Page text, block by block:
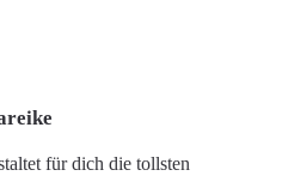
für dich die tollsten